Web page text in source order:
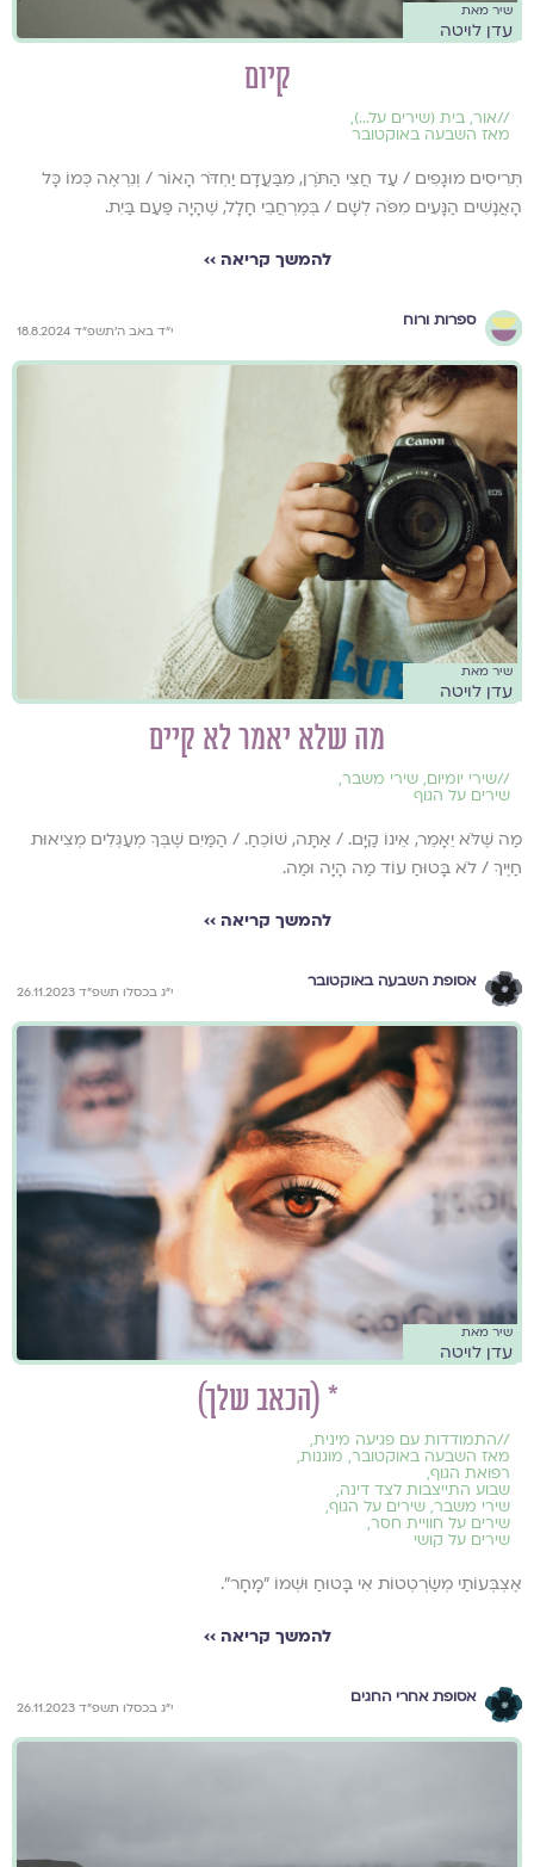
שיר מאת
עדן לויטה
קיום
//אור, בית (שירים על...),
מאז השבעה באוקטובר
תְּרִיסִים מוּגָפִים / עַד חֲצִי הַתֹּרֶן, מִבַּעֲדָם יַחְדֹּר הָאוֹר / וְנִרְאֶה כְּמוֹ כָּל
הָאֲנָשִׁים הַנָּעִים מִפֹּה לְשָׁם / בְּמֶרְחֲבֵי חָלָל, שֶׁהָיָה פַּעַם בַּיִת.
להמשך קריאה ››
ספרות ורוח
י״ד באב ה׳תשפ״ד 18.8.2024
שיר מאת
עדן לויטה
מה שלא יאמר לא קיים
//שירי יומיום, שירי משבר,
שירים על הגוף
מַה שֶּׁלֹּא יֵאָמֵר, אֵינוֹ קַיָּם. / אַתָּה, שׁוֹכֵחַ. / הַמַּיִם שֶׁבְּךָ מְעַגְּלִים מְצִיאוּת
חַיֶּיךָ / לֹא בָּטוּחַ עוֹד מַה הָיָה וּמַה.
להמשך קריאה ››
אסופת השבעה באוקטובר
י״ג בכסלו תשפ״ד 26.11.2023
שיר מאת
עדן לויטה
* (הכאב שלך)
//התמודדות עם פגיעה מינית,
מאז השבעה באוקטובר, מוגנות,
רפואת הגוף,
שבוע התייצבות לצד דינה,
שירי משבר, שירים על הגוף,
שירים על חוויית חסר,
שירים על קושי
אֶצְבְּעוֹתַי מְשַׂרְטְטוֹת אִי בָּטוּחַ וּשְׁמוֹ "מָחָר".
להמשך קריאה ››
אסופת אחרי החגים
י״ג בכסלו תשפ״ד 26.11.2023